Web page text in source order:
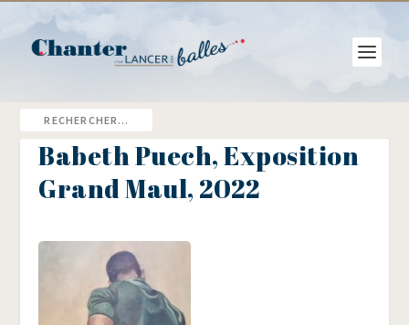
Babeth Puech, Exposition
Grand Maul, 2022